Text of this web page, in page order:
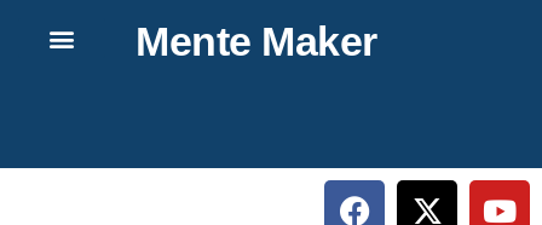
Mente Maker